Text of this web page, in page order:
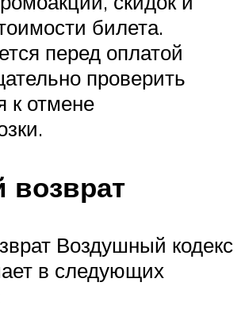
билета.
перед оплатой
проверить
к отмене
Воздушный кодекс
в следующих